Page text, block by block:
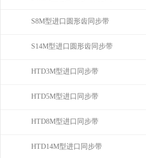
S8M型进口圆形齿同步带
S14M型进口圆形齿同步带
HTD3M型进口同步带
HTD5M型进口同步带
HTD8M型进口同步带
HTD14M型进口同步带